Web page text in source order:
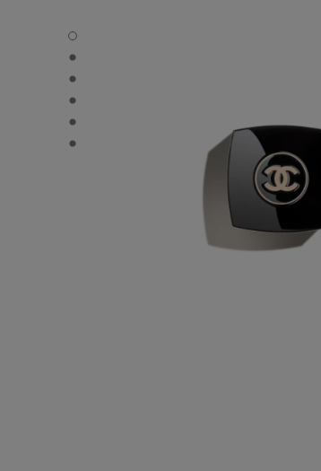
LES BEIGES - Вид по умолчанию
LES BEIGES - Альтернативный вид 3
LES BEIGES - Альтернативный вид 1
LES BEIGES - Просмотр основной текстуры
LES BEIGES -
LES BEIGES -